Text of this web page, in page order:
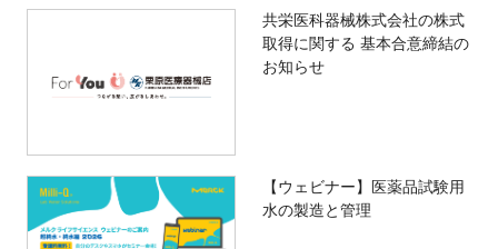
共栄医科器械株式会社の株式
取得に関する 基本合意締結の
お知らせ
【ウェビナー】医薬品試験用
水の製造と管理